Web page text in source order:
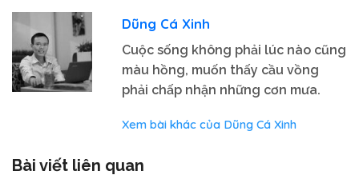
Dũng Cá Xinh
Cuộc sống không phải lúc nào cũng
màu hồng, muốn thấy cầu vồng
phải chấp nhận những cơn mưa.
Xem bài khác của Dũng Cá Xinh
Bài viết liên quan